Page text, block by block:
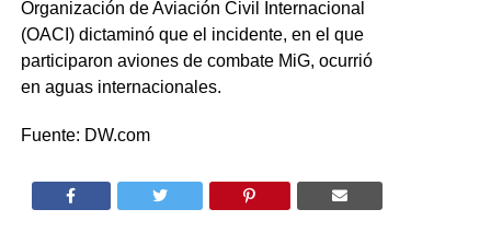
Organización de Aviación Civil Internacional
(OACI) dictaminó que el incidente, en el que
participaron aviones de combate MiG, ocurrió
en aguas internacionales.
Fuente: DW.com